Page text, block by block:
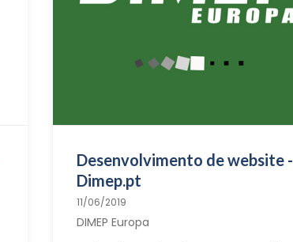
Desenvolvimento de website -
Dimep.pt
11/06/2019
DIMEP Europa